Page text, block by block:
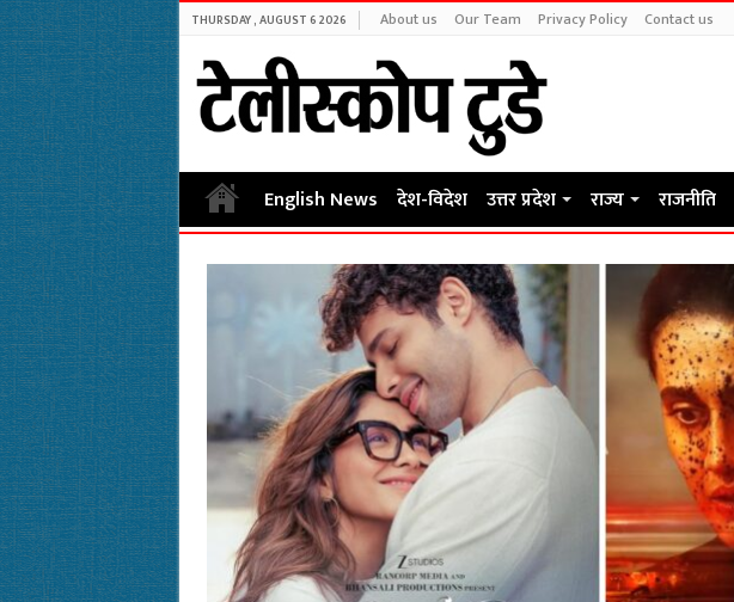
THURSDAY , AUGUST 6 2026 About us Our Team Privacy Policy Contact us
English News देश-विदेश उत्तर प्रदेश राज्य राजनीति